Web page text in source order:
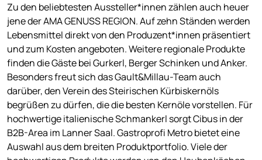
Zu den beliebtesten Aussteller*innen zählen auch heuer
jene der AMA GENUSS REGION. Auf zehn Ständen werden
Lebensmittel direkt von den Produzent*innen präsentiert
und zum Kosten angeboten. Weitere regionale Produkte
finden die Gäste bei Gurkerl, Berger Schinken und Anker.
Besonders freut sich das Gault&Millau-Team auch
darüber, den Verein des Steirischen Kürbiskernöls
begrüßen zu dürfen, die die besten Kernöle vorstellen. Für
hochwertige italienische Schmankerl sorgt Cibus in der
B2B-Area im Lanner Saal. Gastroprofi Metro bietet eine
Auswahl aus dem breiten Produktportfolio. Viele der